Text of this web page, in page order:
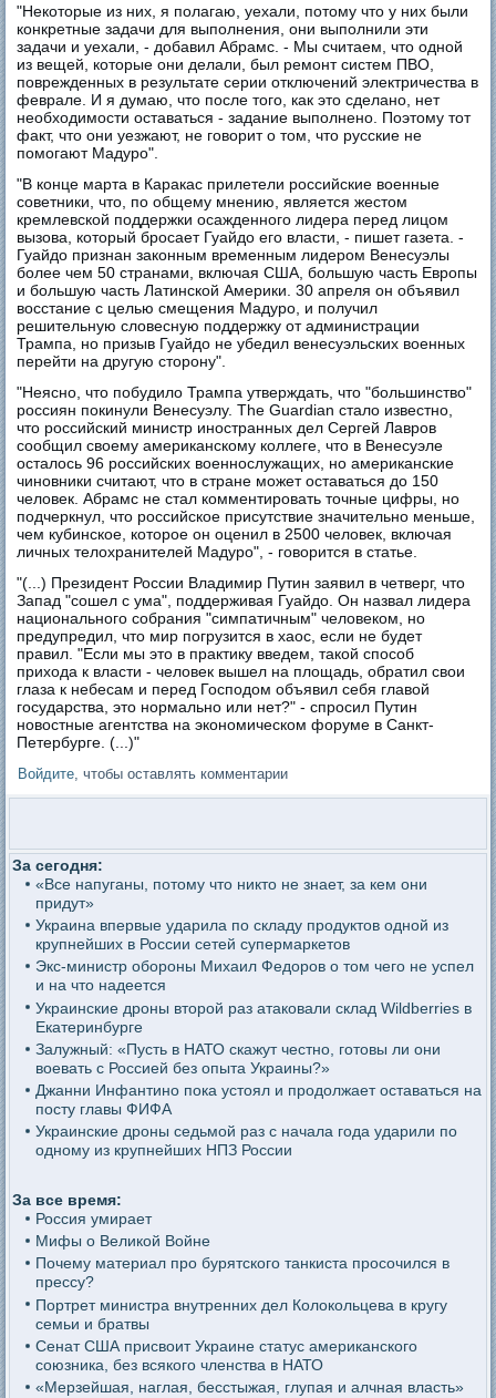
"Некоторые из них, я полагаю, уехали, потому что у них были
конкретные задачи для выполнения, они выполнили эти
задачи и уехали, - добавил Абрамс. - Мы считаем, что одной
из вещей, которые они делали, был ремонт систем ПВО,
поврежденных в результате серии отключений электричества в
феврале. И я думаю, что после того, как это сделано, нет
необходимости оставаться - задание выполнено. Поэтому тот
факт, что они уезжают, не говорит о том, что русские не
помогают Мадуро".
"В конце марта в Каракас прилетели российские военные
советники, что, по общему мнению, является жестом
кремлевской поддержки осажденного лидера перед лицом
вызова, который бросает Гуайдо его власти, - пишет газета. -
Гуайдо признан законным временным лидером Венесуэлы
более чем 50 странами, включая США, большую часть Европы
и большую часть Латинской Америки. 30 апреля он объявил
восстание с целью смещения Мадуро, и получил
решительную словесную поддержку от администрации
Трампа, но призыв Гуайдо не убедил венесуэльских военных
перейти на другую сторону".
"Неясно, что побудило Трампа утверждать, что "большинство"
россиян покинули Венесуэлу. The Guardian стало известно,
что российский министр иностранных дел Сергей Лавров
сообщил своему американскому коллеге, что в Венесуэле
осталось 96 российских военнослужащих, но американские
чиновники считают, что в стране может оставаться до 150
человек. Абрамс не стал комментировать точные цифры, но
подчеркнул, что российское присутствие значительно меньше,
чем кубинское, которое он оценил в 2500 человек, включая
личных телохранителей Мадуро", - говорится в статье.
"(...) Президент России Владимир Путин заявил в четверг, что
Запад "сошел с ума", поддерживая Гуайдо. Он назвал лидера
национального собрания "симпатичным" человеком, но
предупредил, что мир погрузится в хаос, если не будет
правил. "Если мы это в практику введем, такой способ
прихода к власти - человек вышел на площадь, обратил свои
глаза к небесам и перед Господом объявил себя главой
государства, это нормально или нет?" - спросил Путин
новостные агентства на экономическом форуме в Санкт-
Петербурге. (...)"
Войдите , чтобы оставлять комментарии
За сегодня:
«Все напуганы, потому что никто не знает, за кем они
придут»
Украина впервые ударила по складу продуктов одной из
крупнейших в России сетей супермаркетов
Экс-министр обороны Михаил Федоров о том чего не успел
и на что надеется
Украинские дроны второй раз атаковали склад Wildberries в
Екатеринбурге
Залужный: «Пусть в НАТО скажут честно, готовы ли они
воевать с Россией без опыта Украины?»
Джанни Инфантино пока устоял и продолжает оставаться на
посту главы ФИФА
Украинские дроны седьмой раз с начала года ударили по
одному из крупнейших НПЗ России
За все время:
Россия умирает
Мифы о Великой Войне
Почему материал про бурятского танкиста просочился в
прессу?
Портрет министра внутренних дел Колокольцева в кругу
семьи и братвы
Сенат США присвоит Украине статус американского
союзника, без всякого членства в НАТО
«Мерзейшая, наглая, бесстыжая, глупая и алчная власть»